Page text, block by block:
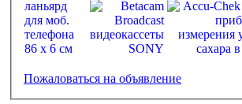
Пожаловаться на объявление